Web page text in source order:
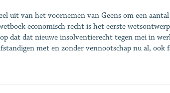
uit van het voornemen van Geens om een
economisch recht is het eerste
dat dat nieuwe insolventierecht tegen mei in
met en zonder vennootschap nu al, ook